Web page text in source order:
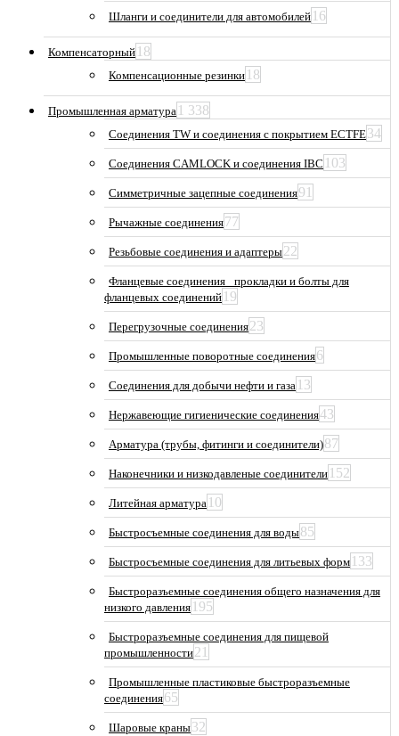
Шланги и соединители для автомобилей 16
Компенсаторный 18
Компенсационные резинки 18
Промышленная арматура 1 338
Соединения TW и соединения с покрытием ECTFE34
Соединения CAMLOCK и соединения IBC 103
Симметричные зацепные соединения91
Рычажные соединения77
Резьбовые соединения и адаптеры22
Фланцевые соединения_ прокладки и болты для
фланцевых соединений 19
Перегрузочные соединения23
Промышленные поворотные соединения6
Соединения для добычи нефти и газа 13
Нержавеющие гигиенические соединения43
Арматура (трубы, фитинги и соединители)87
Наконечники и низкодавленые соединители 152
Литейная арматура 10
Быстросъемные соединения для воды85
Быстросъемные соединения для литьевых форм 133
Быстроразъемные соединения общего назначения для
низкого давления 195
Быстроразъемные соединения для пищевой
промышленности21
Промышленные пластиковые быстроразъемные
соединения65
Шаровые краны32